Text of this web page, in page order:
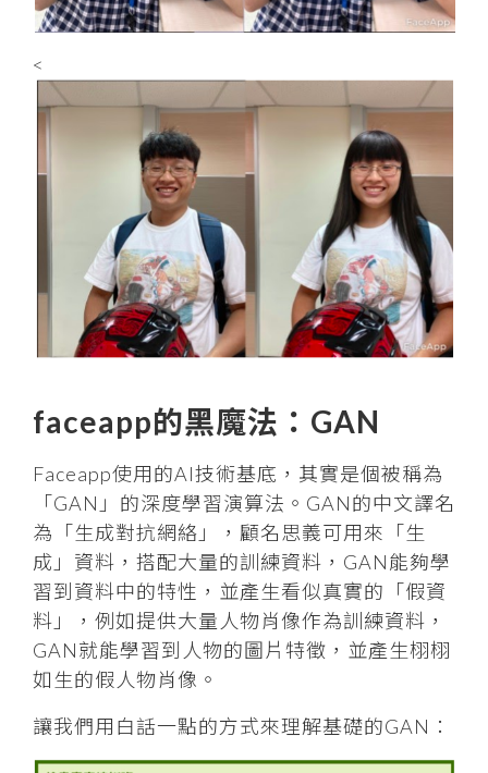
<
faceapp的黑魔法：GAN
Faceapp使用的AI技術基底，其實是個被稱為
「GAN」的深度學習演算法。GAN的中文譯名
為「生成對抗網絡」，顧名思義可用來「生
成」資料，搭配大量的訓練資料，GAN能夠學
習到資料中的特性，並產生看似真實的「假資
料」，例如提供大量人物肖像作為訓練資料，
GAN就能學習到人物的圖片特徵，並產生栩栩
如生的假人物肖像。
讓我們用白話一點的方式來理解基礎的GAN：